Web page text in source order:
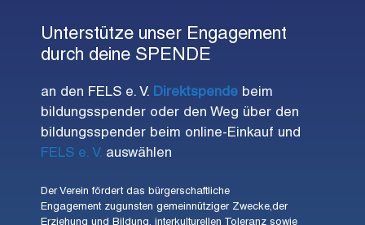
Unterstütze unser Engagement
durch deine SPENDE
an den FELS e. V. Direktspende beim
bildungsspender oder den Weg über den
bildungsspender beim online-Einkauf und
FELS e. V. auswählen
Der Verein fördert das bürgerschaftliche
Engagement zugunsten gemeinnütziger Zwecke,der
Erziehung und Bildung, interkulturellen Toleranz sowie